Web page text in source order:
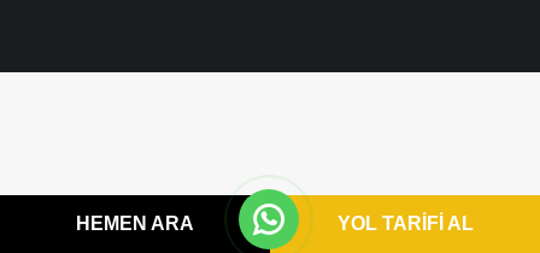
HEMEN ARA YOL TARİFİ AL